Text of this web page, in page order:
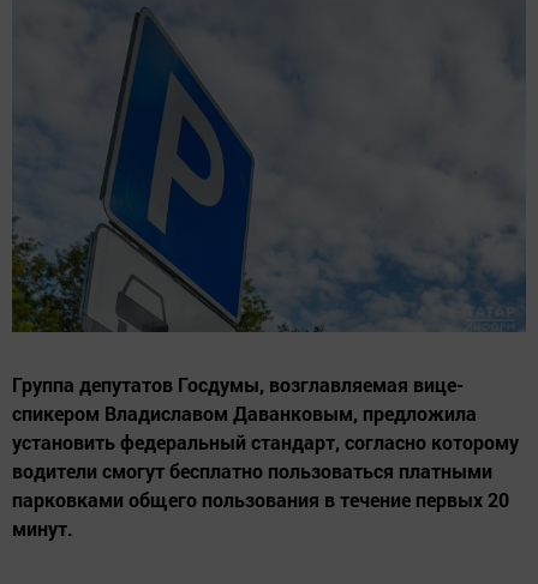
Группа депутатов Госдумы, возглавляемая вице-
спикером Владиславом Даванковым, предложила
установить федеральный стандарт, согласно которому
водители смогут бесплатно пользоваться платными
парковками общего пользования в течение первых 20
минут.